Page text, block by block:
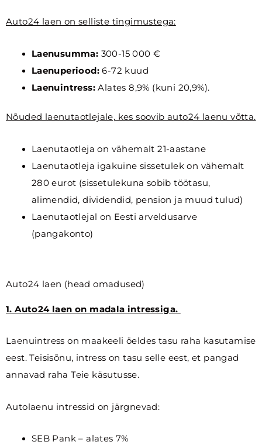
Auto24 laen on selliste tingimustega:
Laenusumma: 300-15 000 €
Laenuperiood:6-72 kuud
Laenuintress:Alates 8,9% (kuni 20,9%).
Nõuded laenutaotlejale, kes soovib auto24 laenu võtta.
Laenutaotleja on vähemalt 21-aastane
Laenutaotleja igakuine sissetulek on vähemalt
280 eurot (sissetulekuna sobib töötasu,
alimendid, dividendid, pension ja muud tulud)
Laenutaotlejal on Eesti arveldusarve
(pangakonto)
Auto24 laen (head omadused)
1. Auto24 laen on madala intressiga.
Laenuintress on maakeeli öeldes tasu raha kasutamise
eest. Teisisõnu, intress on tasu selle eest, et pangad
annavad raha Teie käsutusse.
Autolaenu intressid on järgnevad:
SEB Pank – alates 7%